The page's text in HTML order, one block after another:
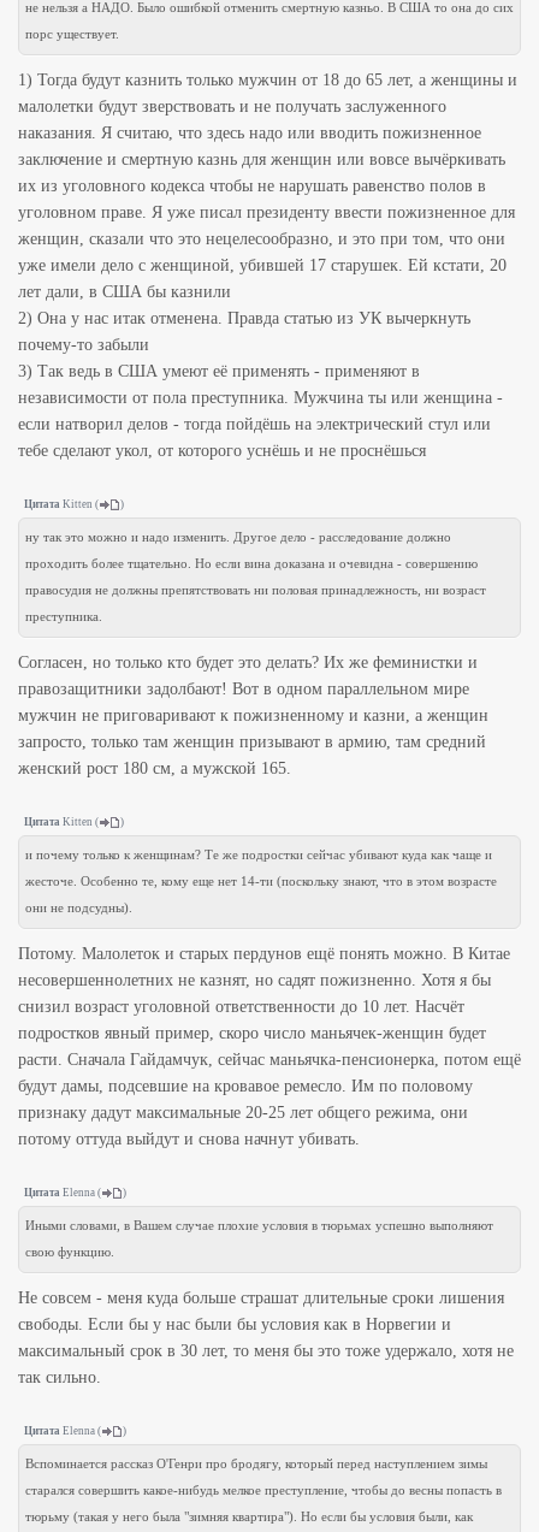
не нельзя а НАДО. Было ошибкой отменить смертную казньо. В США то она до сих
порс уществует.
1) Тогда будут казнить только мужчин от 18 до 65 лет, а женщины и
малолетки будут зверствовать и не получать заслуженного
наказания. Я считаю, что здесь надо или вводить пожизненное
заключение и смертную казнь для женщин или вовсе вычёркивать
их из уголовного кодекса чтобы не нарушать равенство полов в
уголовном праве. Я уже писал президенту ввести пожизненное для
женщин, сказали что это нецелесообразно, и это при том, что они
уже имели дело с женщиной, убившей 17 старушек. Ей кстати, 20
лет дали, в США бы казнили
2) Она у нас итак отменена. Правда статью из УК вычеркнуть
почему-то забыли
3) Так ведь в США умеют её применять - применяют в
независимости от пола преступника. Мужчина ты или женщина -
если натворил делов - тогда пойдёшь на электрический стул или
тебе сделают укол, от которого уснёшь и не проснёшься
Цитата Kitten ( )
ну так это можно и надо изменить. Другое дело - расследование должно
проходить более тщательно. Но если вина доказана и очевидна - совершению
правосудия не должны препятствовать ни половая принадлежность, ни возраст
преступника.
Согласен, но только кто будет это делать? Их же феминистки и
правозащитники задолбают! Вот в одном параллельном мире
мужчин не приговаривают к пожизненному и казни, а женщин
запросто, только там женщин призывают в армию, там средний
женский рост 180 см, а мужской 165.
Цитата Kitten ( )
и почему только к женщинам? Те же подростки сейчас убивают куда как чаще и
жесточе. Особенно те, кому еще нет 14-ти (поскольку знают, что в этом возрасте
они не подсудны).
Потому. Малолеток и старых пердунов ещё понять можно. В Китае
несовершеннолетних не казнят, но садят пожизненно. Хотя я бы
снизил возраст уголовной ответственности до 10 лет. Насчёт
подростков явный пример, скоро число маньячек-женщин будет
расти. Сначала Гайдамчук, сейчас маньячка-пенсионерка, потом ещё
будут дамы, подсевшие на кровавое ремесло. Им по половому
признаку дадут максимальные 20-25 лет общего режима, они
потому оттуда выйдут и снова начнут убивать.
Цитата Elenna ( )
Иными словами, в Вашем случае плохие условия в тюрьмах успешно выполняют
свою функцию.
Не совсем - меня куда больше страшат длительные сроки лишения
свободы. Если бы у нас были бы условия как в Норвегии и
максимальный срок в 30 лет, то меня бы это тоже удержало, хотя не
так сильно.
Цитата Elenna ( )
Вспоминается рассказ О'Генри про бродягу, который перед наступлением зимы
старался совершить какое-нибудь мелкое преступление, чтобы до весны попасть в
тюрьму (такая у него была "зимняя квартира"). Но если бы условия были, как